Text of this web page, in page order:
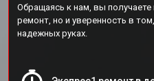
Обращаясь к нам, вы
ремонт, но и уверенность в
надежных руках.